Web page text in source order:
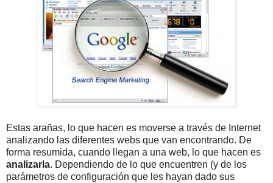
Estas arañas, lo que hacen es moverse a través de Internet
analizando las diferentes webs que van encontrando. De
forma resumida, cuando llegan a una web, lo que hacen es
analizarla. Dependiendo de lo que encuentren (y de los
parámetros de configuración que les hayan dado sus